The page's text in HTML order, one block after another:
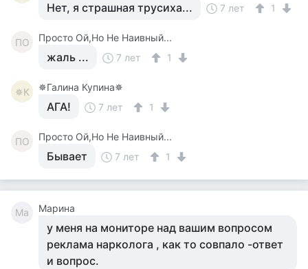
Нет, я страшная трусиха... 7 лет 1
ПО Просто Ой,Но Не Наивный...
жаль ... 7 лет 1
✵К ✵Галина Купина✵
АГА! 7 лет 1
ПО Просто Ой,Но Не Наивный...
Бывает 7 лет 1
Ма Марина
у меня на мониторе над вашим вопросом
реклама нарколога , как то совпало -ответ
и вопрос.